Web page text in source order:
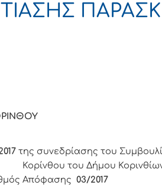
της συνεδρίασης του
Κορίνθου του Δήμου
03/2017